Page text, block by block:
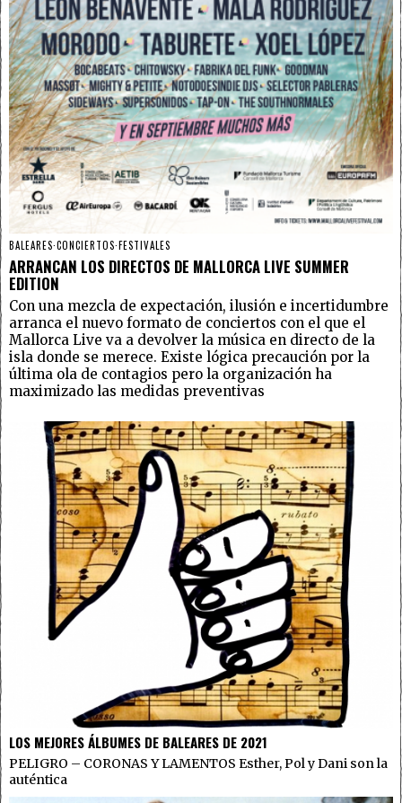
BALEARES·CONCIERTOS·FESTIVALES
ARRANCAN LOS DIRECTOS DE MALLORCA LIVE SUMMER
EDITION
Con una mezcla de expectación, ilusión e incertidumbre
arranca el nuevo formato de conciertos con el que el
Mallorca Live va a devolver la música en directo de la
isla donde se merece. Existe lógica precaución por la
última ola de contagios pero la organización ha
maximizado las medidas preventivas
LOS MEJORES ÁLBUMES DE BALEARES DE 2021
PELIGRO – CORONAS Y LAMENTOS Esther, Pol y Dani son la
auténtica